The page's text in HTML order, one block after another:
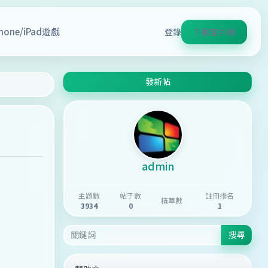
iPad遊戲 登錄 下載客戶端
發新帖
admin
主題數
3934
帖子數
0
精華數
註冊排名
1
搜尋